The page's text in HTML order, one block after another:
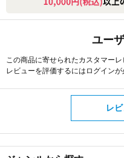
ユー
この商品に寄せられたカスタマーレ
レビューを評価するには ログインが
レ